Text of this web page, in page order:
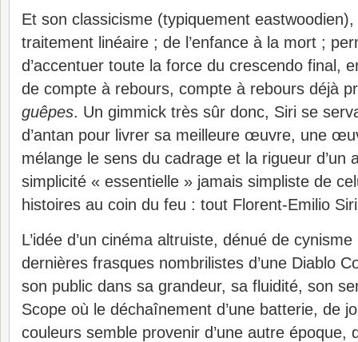
Et son classicisme (typiquement eastwoodien),
traitement linéaire ; de l’enfance à la mort ;
d’accentuer toute la force du crescendo final,
de compte à rebours, compte à rebours déjà
guêpes. Un gimmick très sûr donc, Siri se
d’antan pour livrer sa meilleure œuvre, une
mélange le sens du cadrage et la rigueur d’un
simplicité « essentielle » jamais simpliste de
histoires au coin du feu : tout Florent-Emilio
L’idée d’un cinéma altruiste, dénué de
dernières frasques nombrilistes d’une Diablo
son public dans sa grandeur, sa fluidité, son
Scope où le déchaînement d’une batterie, de
couleurs semble provenir d’une autre époque,